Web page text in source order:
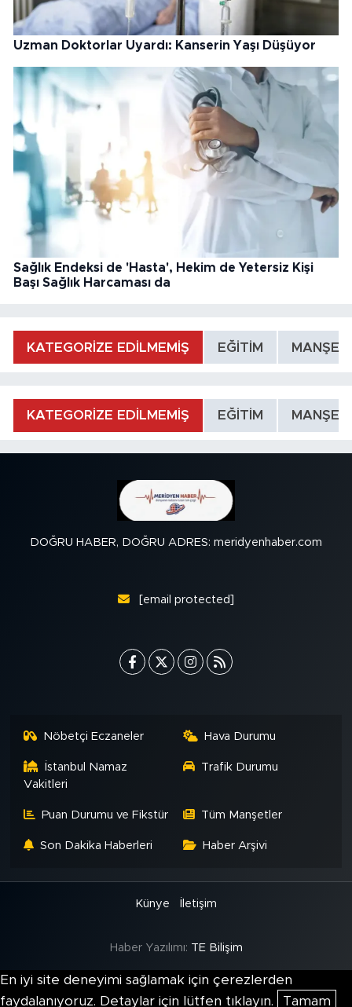
Uzman Doktorlar Uyardı: Kanserin Yaşı Düşüyor
Sağlık Endeksi de 'Hasta', Hekim de Yetersiz Kişi
Başı Sağlık Harcaması da
KATEGORİZE EDİLMEMİŞ EĞİTİM MANŞET
KATEGORİZE EDİLMEMİŞ EĞİTİM MANŞET
DOĞRU HABER, DOĞRU ADRES: meridyenhaber.com
[email protected]
Nöbetçi Eczaneler Hava Durumu
İstanbul Namaz
Vakitleri
Trafik Durumu
Puan Durumu ve Fikstür Tüm Manşetler
Son Dakika Haberleri Haber Arşivi
Künye İletişim
Haber Yazılımı: TE Bilişim
En iyi site deneyimi sağlamak için çerezlerden
faydalanıyoruz. Detaylar için lütfen tıklayın.
Tamam